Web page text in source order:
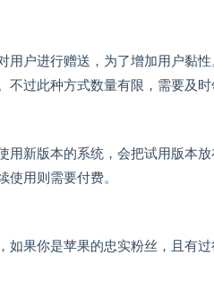
用户进行赠送，为了增加用户黏
不过此种方式数量有限，需要及时
用新版本的系统，会把试用版本
使用则需要付费。
如果你是苹果的忠实粉丝，且有